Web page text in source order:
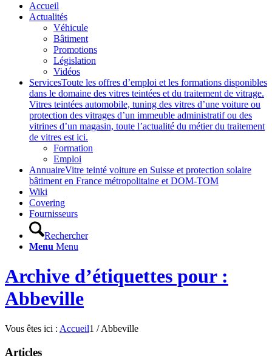
Accueil
Actualités
Véhicule
Bâtiment
Promotions
Législation
Vidéos
ServicesToute les offres d’emploi et les formations disponibles
dans le domaine des vitres teintées et du traitement de vitrage.
Vitres teintées automobile, tuning des vitres d’une voiture ou
protection des vitrages d’un immeuble administratif ou des
vitrines d’un magasin, toute l’actualité du métier du traitement
de vitres est ici.
Formation
Emploi
AnnuaireVitre teinté voiture en Suisse et protection solaire
bâtiment en France métropolitaine et DOM-TOM
Wiki
Covering
Fournisseurs
Rechercher
Menu Menu
Archive d’étiquettes pour :
Abbeville
Vous êtes ici : Accueil1 / Abbeville
Articles